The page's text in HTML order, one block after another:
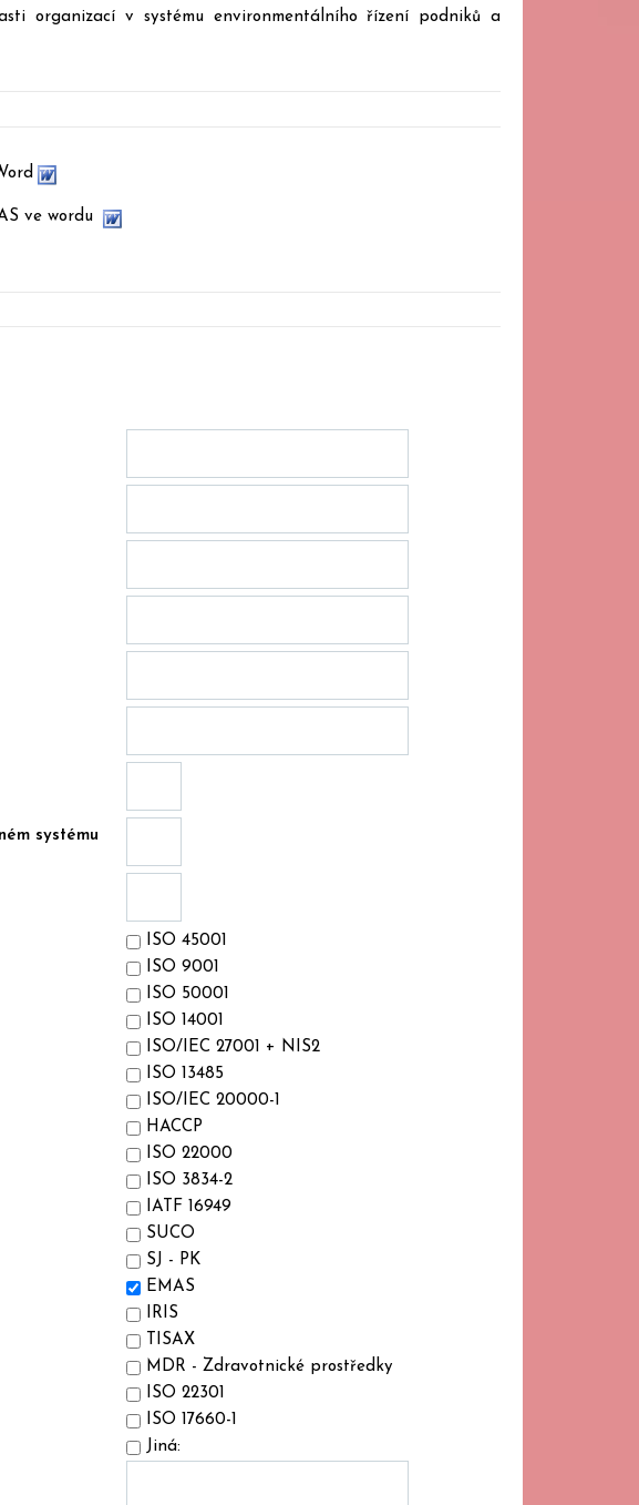
organizací v systému environmentálního řízení podniků a
ve wordu
systému
ISO 45001
ISO 9001
ISO 50001
ISO 14001
ISO/IEC 27001 + NIS2
ISO 13485
ISO/IEC 20000-1
HACCP
ISO 22000
ISO 3834-2
IATF 16949
SUCO
SJ - PK
EMAS
IRIS
TISAX
MDR - Zdravotnické prostředky
ISO 22301
ISO 17660-1
Jiná: